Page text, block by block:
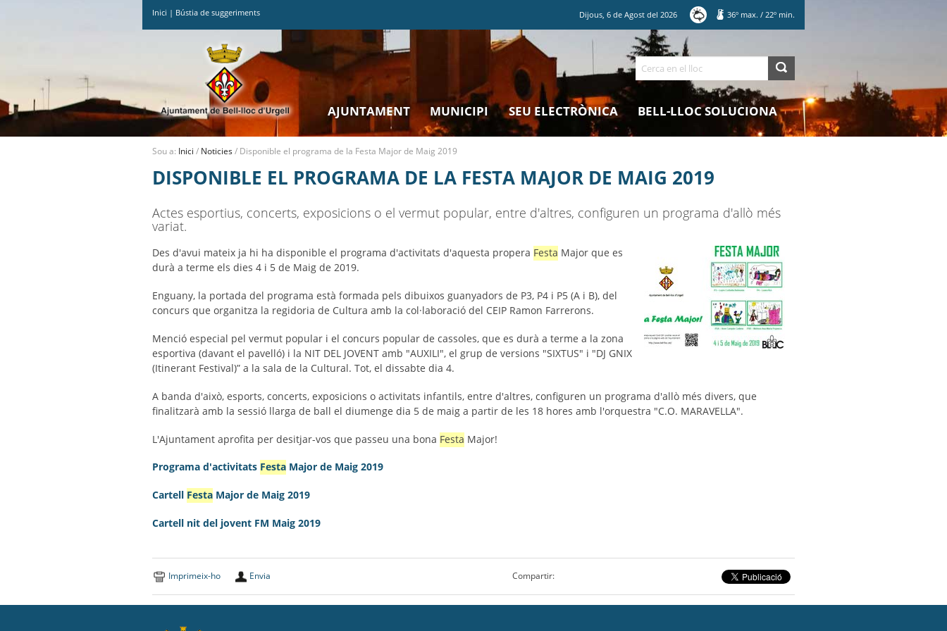
Inici | Bústia de suggeriments Dijous,6 deAgost del2026 36º max. / 22º min.
Cerca
AJUNTAMENT MUNICIPI SEU ELECTRÒNICA BELL-LLOC SOLUCIONA
Sou a: Inici / Noticies/ Disponible el programa de la Festa Major de Maig 2019
DISPONIBLE EL PROGRAMA DE LA FESTA MAJOR DE MAIG 2019
Actes esportius, concerts, exposicions o el vermut popular, entre d'altres, configuren un programa d'allò més
variat.
Des d'avui mateix ja hi ha disponible el programa d'activitats d'aquesta propera Festa Major que es
durà a terme els dies 4 i 5 de Maig de 2019.
Enguany, la portada del programa està formada pels dibuixos guanyadors de P3, P4 i P5 (A i B), del
concurs que organitza la regidoria de Cultura amb la col·laboració del CEIP Ramon Farrerons.
Menció especial pel vermut popular i el concurs popular de cassoles, que es durà a terme a la zona
esportiva (davant el pavelló) i la NIT DEL JOVENT amb "AUXILI", elgrup de versions "SIXTUS" i "DJ GNIX
(Itinerant Festival)” a la sala de la Cultural. Tot, el dissabte dia 4.
A banda d'això, esports, concerts, exposicions o activitats infantils, entre d'altres, configuren un programa d'allò més divers, que
finalitzarà amb la sessió llarga de ball el diumenge dia 5 de maig a partir de les 18 hores amb l'orquestra "C.O. MARAVELLA".
L'Ajuntament aprofita per desitjar-vos que passeu una bona Festa Major!
Programa d'activitats Festa Major de Maig 2019
Cartell Festa Major de Maig 2019
Cartell nit del jovent FM Maig 2019
Imprimeix-ho Envia Compartir: